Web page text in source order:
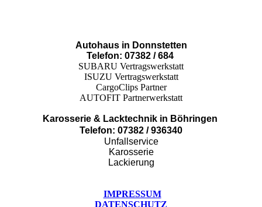
Autohaus in Donnstetten
Telefon: 07382 / 684
SUBARU Vertragswerkstatt
ISUZU Vertragswerkstatt
CargoClips Partner
AUTOFIT Partnerwerkstatt
Karosserie & Lacktechnik in Böhringen
Telefon: 07382 / 936340
Unfallservice
Karosserie
Lackierung
IMPRESSUM
DATENSCHUTZ